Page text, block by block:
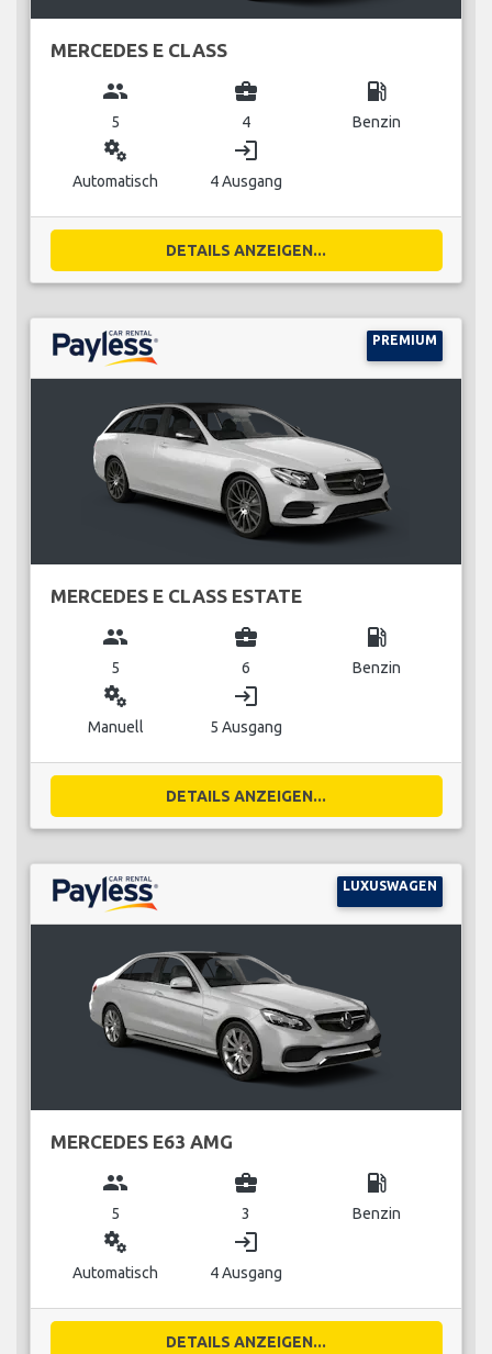
MERCEDES E CLASS
group
5
business_center
4
local_gas_station
Benzin
miscellaneous_services
Automatisch
login
4 Ausgang
DETAILS ANZEIGEN...
PREMIUM
MERCEDES E CLASS ESTATE
group
5
business_center
6
local_gas_station
Benzin
miscellaneous_services
Manuell
login
5 Ausgang
DETAILS ANZEIGEN...
LUXUSWAGEN
MERCEDES E63 AMG
group
5
business_center
3
local_gas_station
Benzin
miscellaneous_services
Automatisch
login
4 Ausgang
DETAILS ANZEIGEN...